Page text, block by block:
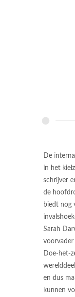
De
in het
schrijver
de
biedt nog
Sarah
voorvader
Doe-het-
en dus
kunnen